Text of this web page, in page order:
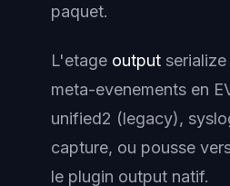
paquet.
L'etage output
meta-evenements en
unified2 (legacy),
capture, ou pousse
le plugin output natif.